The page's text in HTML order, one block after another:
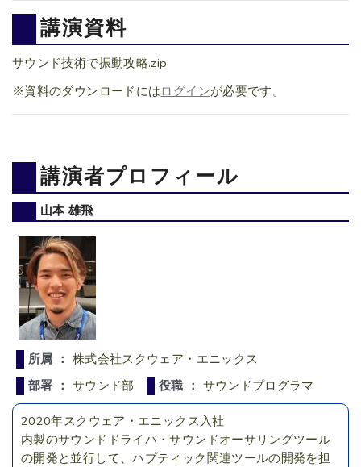
講演資料
サウンド技術で振動攻略.zip
※資料のダウンロードには ログインが必要です。
講演者プロフィール
山本 雄飛
所属 ： 株式会社スクウェア・エニックス
部署 ： サウンド部 役職 ： サウンドプログラマ
2020年スクウェア・エニックス入社
内製のサウンドドライバ・サウンドオーサリングツール
の開発と並行して、ハプティック関連ツールの開発を担